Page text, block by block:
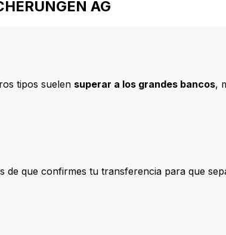
AG
tipos suelen superar a los grandes bancos,
de que confirmes tu transferencia para que